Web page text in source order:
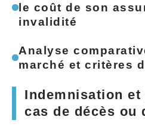
le coût de son
invalidité
Analyse
marché et critères
Indemnisation
cas de décès ou